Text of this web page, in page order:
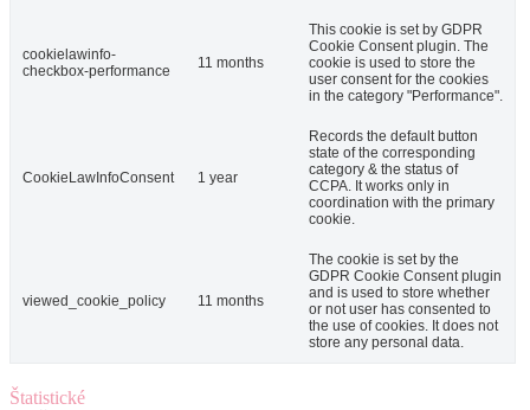
cookielawinfo-
checkbox-performance
11 months
This cookie is set by GDPR
Cookie Consent plugin. The
cookie is used to store the
user consent for the cookies
in the category "Performance".
CookieLawInfoConsent 1 year
Records the default button
state of the corresponding
category & the status of
CCPA. It works only in
coordination with the primary
cookie.
viewed_cookie_policy 11 months
The cookie is set by the
GDPR Cookie Consent plugin
and is used to store whether
or not user has consented to
the use of cookies. It does not
store any personal data.
Štatistické